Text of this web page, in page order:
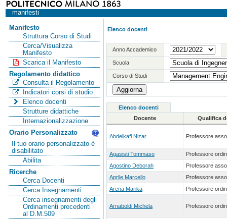
manifesti
Manifesto
Struttura Corso di Studi
Cerca/Visualizza
Manifesto
Scarica il Manifesto
Regolamento didattico
Consulta il Regolamento
Indicatori corsi di studio
Elenco docenti
Strutture didattiche
Internazionalizzazione
Orario Personalizzato
Il tuo orario personalizzato è
disabilitato
Abilita
Ricerche
Cerca Docenti
Cerca Insegnamenti
Cerca insegnamenti degli
Ordinamenti precedenti
al D.M.509
Elenco docenti
Anno Accademico
Scuola
Corso di Studi
Elenco docenti
Docente
Qualifica
Abdelkafi Nizar Professore
Agasisti Tommaso
Professore
Agostino Deborah
Professore
Aprile Marcello
Professore
Arena Marika
Professore
Arnaboldi Michela Professore